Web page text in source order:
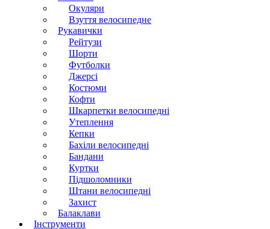
Окуляри
Взуття велосипедне
Рукавички
Рейтузи
Шорти
Футболки
Джерсі
Костюми
Кофти
Шкарпетки велосипедні
Утеплення
Кепки
Бахіли велосипедні
Бандани
Куртки
Підшоломники
Штани велосипедні
Захист
Балаклави
Інструменти